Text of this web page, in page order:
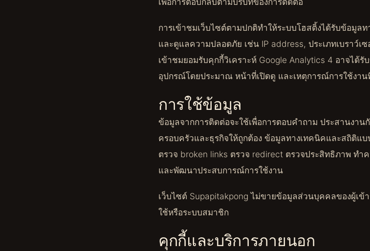
การเข้าชมเว็บไซต์ตามปกติทำให้ระบบโฮสติ้งได้รับข้อมูล
และดูแลความปลอดภัย เช่น IP address, ประเภทเบราว์เ
เข้าชมยอมรับคุกกี้วิเคราะห์ Google Analytics 4 อาจได้รั
อุปกรณ์โดยประมาณ หน้าที่เปิดดู และเหตุการณ์การใช้งาน
การใช้ข้อมูล
ข้อมูลจากการติดต่อจะใช้เพื่อการตอบคำถาม ประสานงาน
ครอบครัวและธุรกิจให้ถูกต้อง ข้อมูลทางเทคนิคและสถิติแ
ตรวจ broken links ตรวจ redirect ตรวจประสิทธิภาพ ทำ
และพัฒนาประสบการณ์การใช้งาน
เว็บไซต์ Supapitakpong ไม่ขายข้อมูลส่วนบุคคลของผู้เ
ใช้หรือระบบสมาชิก
คุกกี้และบริการภายนอก